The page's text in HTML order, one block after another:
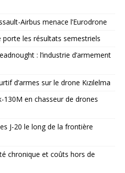
Airbus menace l’Eurodrone
porte les résultats semestriels
: l’industrie d’armement
d’armes sur le drone Kızılelma
130M en chasseur de drones
J-20 le long de la frontière
chronique et coûts hors de